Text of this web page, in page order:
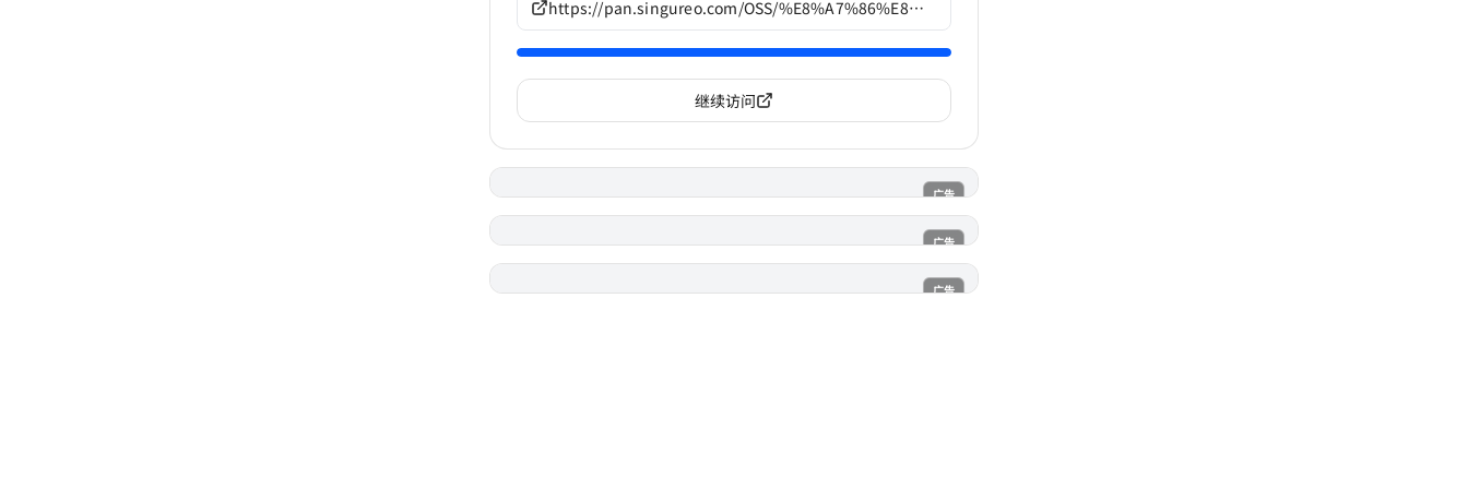
https://pan.singureo.com/OSS/%E8%A7%86%E8%A7%89%E5%B0%8F%E8%AF%B4/07th%20Expansion%E4%BD%9C%E5%93%81/G963
继续访问
广告
电子魅魔
广告
魔法喵
广告